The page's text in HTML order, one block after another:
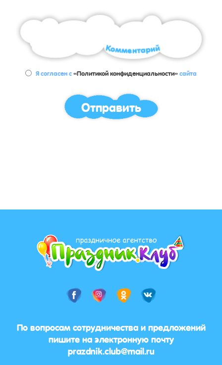
Я согласен с«Политикой конфиденциальности»сайта
Отправить
По вопросам сотрудничества и предложений
пишите на электронную почту
prazdnik.club@mail.ru